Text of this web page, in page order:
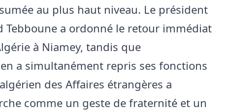
au plus haut niveau. Le président
Tebboune a ordonné le retour immédiat
à Niamey, tandis que
a simultanément repris ses fonctions
des Affaires étrangères a
comme un geste de fraternité et un